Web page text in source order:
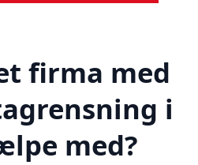
firma med
i
med?